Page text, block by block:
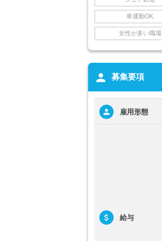
車通勤OK
女性が多い職場
person 募集要項
雇用形態
給与